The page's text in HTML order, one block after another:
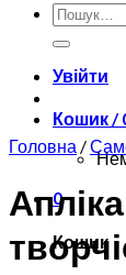
Шукати:
Увійти
Кошик /
0
Кошик
Головна /